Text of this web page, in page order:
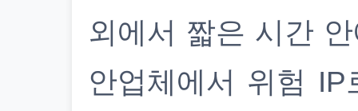
외에서 짧은 시간
안업체에서 위험